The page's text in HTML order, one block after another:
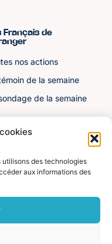
utilisons des technologies
aux informations des
Français de
nos actions
de la semaine
de la semaine
légales